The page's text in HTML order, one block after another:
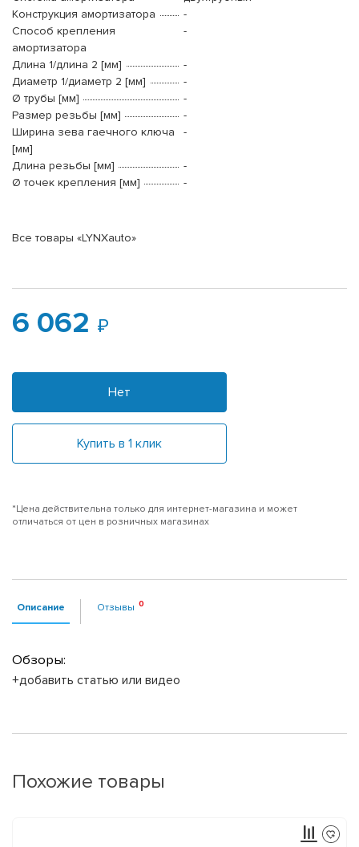
Конструкция амортизатора
-
Способ крепления
амортизатора
-
Длина 1/длина 2 [мм]
-
Диаметр 1/диаметр 2 [мм]
-
Ø трубы [мм]
-
Размер резьбы [мм]
-
Ширина зева гаечного ключа
[мм]
-
Длина резьбы [мм]
-
Ø точек крепления [мм]
-
Все товары «LYNXauto»
6 062
Нет
Купить в 1 клик
*Цена действительна только для интернет-магазина и может
отличаться от цен в розничных магазинах
Описание Отзывы
Обзоры:
+добавить статью или видео
Похожие товары